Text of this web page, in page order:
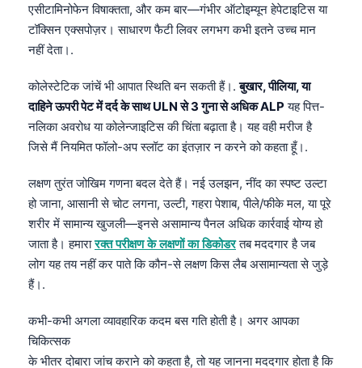
एसीटामिनोफेन विषाक्तता, और कम बार—गंभीर ऑटोइम्यून हेपेटाइटिस या
टॉक्सिन एक्सपोज़र। साधारण फैटी लिवर लगभग कभी इतने उच्च मान
नहीं देता।.
कोलेस्टेटिक जांचें भी आपात स्थिति बन सकती हैं।.बुखार, पीलिया, या
दाहिने ऊपरी पेट में दर्द के साथ ULN से 3 गुना से अधिक ALP यह पित्त-
नलिका अवरोध या कोलेन्जाइटिस की चिंता बढ़ाता है। यह वही मरीज है
जिसे मैं नियमित फॉलो-अप स्लॉट का इंतज़ार न करने को कहता हूँ।.
लक्षण तुरंत जोखिम गणना बदल देते हैं। नई उलझन, नींद का स्पष्ट उल्टा
हो जाना, आसानी से चोट लगना, उल्टी, गहरा पेशाब, पीले/फीके मल, या पूरे
शरीर में सामान्य खुजली—इनसे असामान्य पैनल अधिक कार्रवाई योग्य हो
जाता है। हमारारक्त परीक्षण के लक्षणों का डिकोडरतब मददगार है जब
लोग यह तय नहीं कर पाते कि कौन-से लक्षण किस लैब असामान्यता से जुड़े
हैं।.
कभी-कभी अगला व्यावहारिक कदम बस गति होती है। अगर आपका
चिकित्सक
के भीतर दोबारा जांच कराने को कहता है, तो यह जानना मददगार होता है कि
Íslenska
Српски језик
Bosanski
Azərbaycan dili
Eesti
日本語
Čeština
ქართული
Русский
Polski